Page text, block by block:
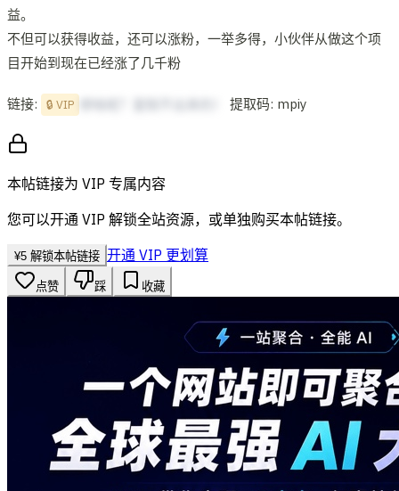
益。
不但可以获得收益，还可以涨粉，一举多得，小伙伴从做这个项
目开始到现在已经涨了几千粉
链接: 🔒 VIP 提取码: mpiy
本帖链接为 VIP 专属内容
您可以开通 VIP 解锁全站资源，或单独购买本帖链接。
¥5 解锁本帖链接 开通 VIP 更划算
点赞 踩 收藏